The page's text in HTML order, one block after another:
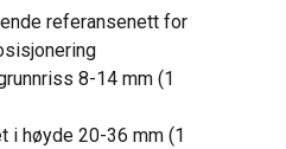
referansenett for
8-14 mm (1
i høyde 20-36 mm (1